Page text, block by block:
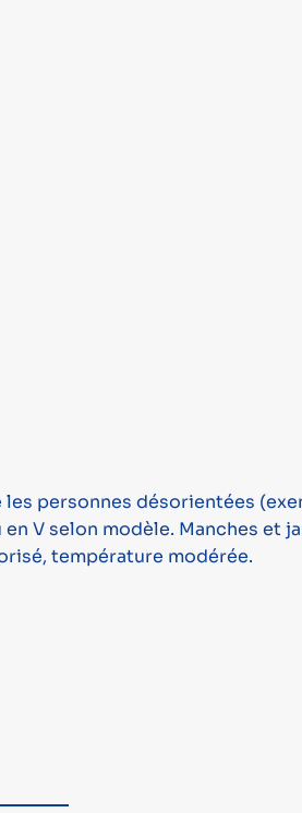
personnes désorientées
V selon modèle. Manches et
température modérée.